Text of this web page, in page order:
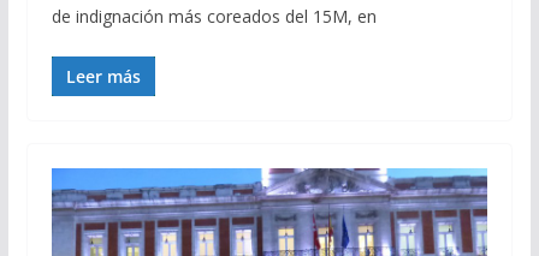
de indignación más coreados del 15M, en
Leer más